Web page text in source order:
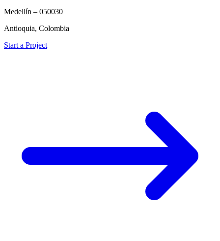
Medellín – 050030
Antioquia, Colombia
Start a Project